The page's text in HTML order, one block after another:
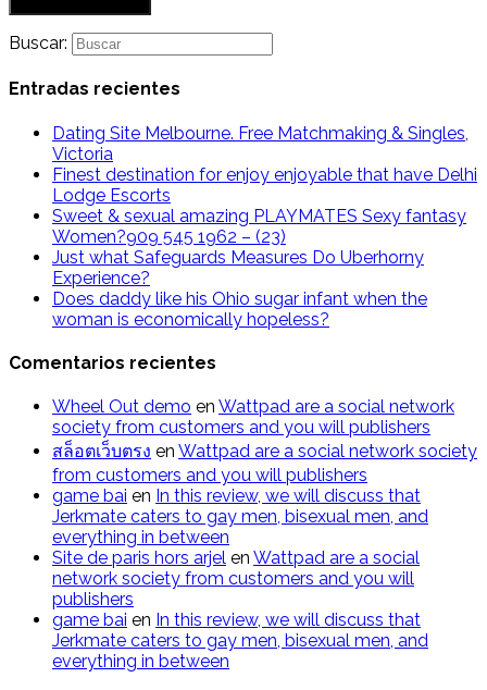
Buscar:
Entradas recientes
Dating Site Melbourne. Free Matchmaking & Singles,
Victoria
Finest destination for enjoy enjoyable that have Delhi
Lodge Escorts
Sweet & sexual amazing PLAYMATES Sexy fantasy
Women?909 545 1962 – (23)
Just what Safeguards Measures Do Uberhorny
Experience?
Does daddy like his Ohio sugar infant when the
woman is economically hopeless?
Comentarios recientes
Wheel Out demo en Wattpad are a social network
society from customers and you will publishers
สล็อตเว็บตรง en Wattpad are a social network society
from customers and you will publishers
g​a​m​e ​b​a​i en In this review, we will discuss that
Jerkmate caters to gay men, bisexual men, and
everything in between
Site de paris hors arjel en Wattpad are a social
network society from customers and you will
publishers
game​ b​ai en In this review, we will discuss that
Jerkmate caters to gay men, bisexual men, and
everything in between